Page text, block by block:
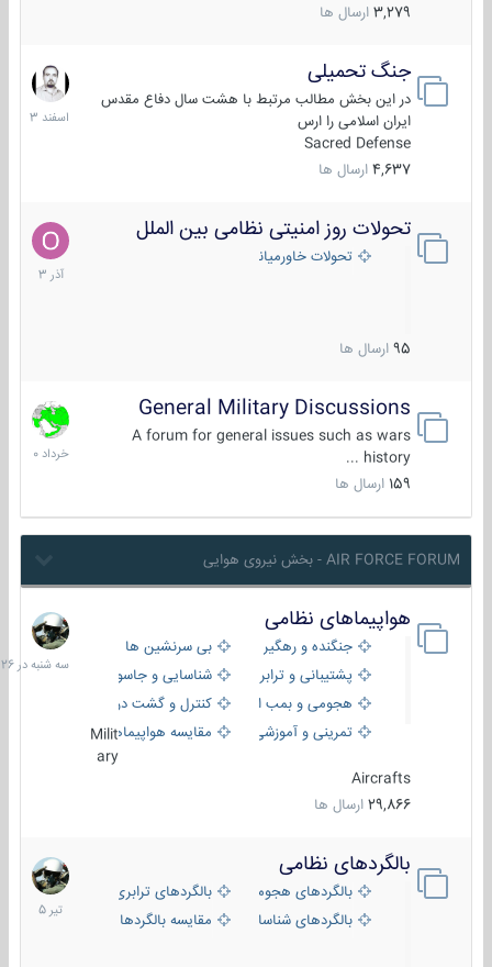
3,279 ارسال ها
جنگ تحمیلی
در این بخش مطالب مرتبط با هشت سال دفاع مقدس
ایران اسلامی را ارس
Sacred Defense
4,637 ارسال ها
20
اسفند
1403
تحولات روز امنیتی نظامی بین الملل
تحولات خاورمیانه
95 ارسال ها
21
آذر
1403
General Military Discussions
A forum for general issues such as wars
history ...
159 ارسال ها
10
خرداد
1400
AIR FORCE FORUM - بخش نیروی هوایی
هواپیماهای نظامی
جنگنده و رهگیر
بی سرنشین ها
پشتیبانی و ترابری
شناسایی و جاسوسی
هجومی و بمب افکن
کنترل و گشت دریایی
تمرینی و آموزشی
مقایسه هواپیماهاMilit
ary
Aircrafts
29,866 ارسال ها
سه
شنبه
در
بالگردهای نظامی
بالگردهای هجومی
بالگردهای ترابری
بالگردهای شناسایی
مقایسه بالگردها
22
تیر
1405